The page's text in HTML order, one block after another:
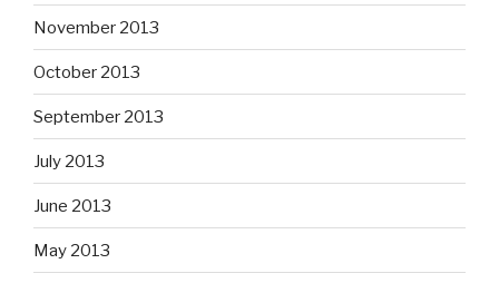
November 2013
October 2013
September 2013
July 2013
June 2013
May 2013